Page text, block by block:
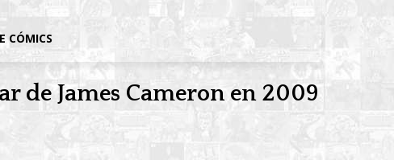
CÓMICS
de James Cameron en 2009